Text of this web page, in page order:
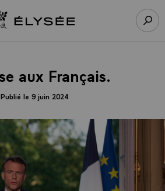
Retour à l’accueil Élysée
aux Français.
Publié le 9 juin 2024
cookies